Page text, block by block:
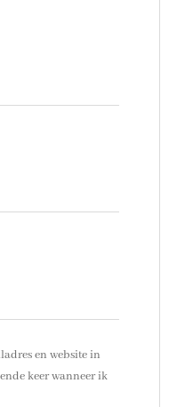
en website in
keer wanneer ik